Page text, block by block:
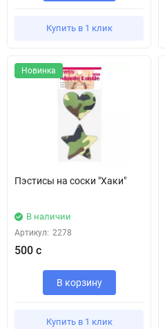
Купить в 1 клик
Новинка
Пэстисы на соски "Хаки"
В наличии
Артикул: 2278
500 с
В корзину
Купить в 1 клик